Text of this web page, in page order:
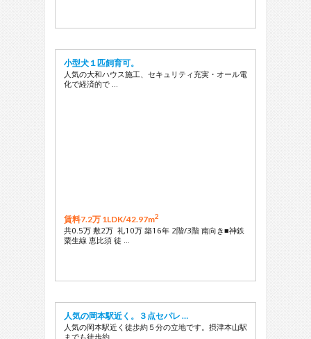
小型犬１匹飼育可。
人気の大和ハウス施工、セキュリティ充実・オール電
化で経済的で …
賃料7.2万 1LDK/42.97m2
共0.5万 敷2万 礼10万 築16年 2階/3階 南向き■神鉄
粟生線 恵比須 徒 …
人気の岡本駅近く。３点セパレ …
人気の岡本駅近く徒歩約５分の立地です。摂津本山駅
までも徒歩約 …